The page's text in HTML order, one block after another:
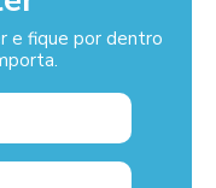
e fique por dentro